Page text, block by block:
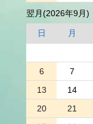
翌月(2026年9月)
日 月
6
7
13
14
20
21